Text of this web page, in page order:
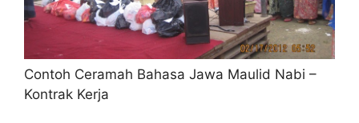
Contoh Ceramah Bahasa Jawa Maulid Nabi –
Kontrak Kerja